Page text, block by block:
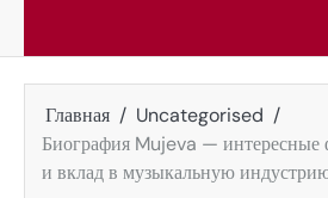
Главная
Uncategorised
Биография Mujeva — интересные
и вклад в музыкальную